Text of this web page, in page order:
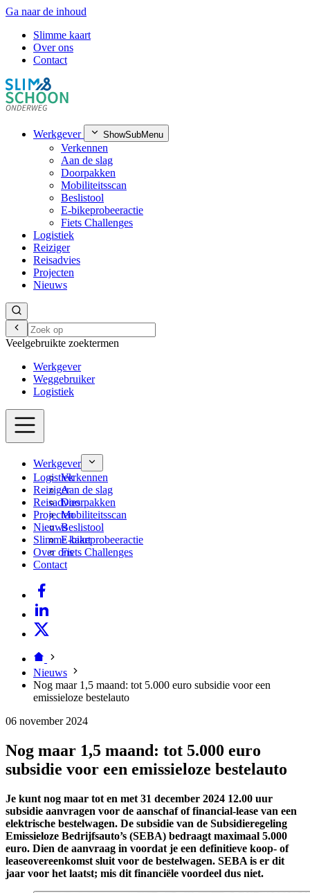
Ga naar de inhoud
Slimme kaart
Over ons
Contact
Werkgever ShowSubMenu
Verkennen
Aan de slag
Doorpakken
Mobiliteitsscan
Beslistool
E-bikeprobeeractie
Fiets Challenges
Logistiek
Reiziger
Reisadvies
Projecten
Nieuws
Veelgebruikte zoektermen
Werkgever
Weggebruiker
Logistiek
Werkgever
Verkennen
Aan de slag
Doorpakken
Mobiliteitsscan
Beslistool
E-bikeprobeeractie
Fiets Challenges
Logistiek
Reiziger
Reisadvies
Projecten
Nieuws
Slimme kaart
Over ons
Contact
Nieuws
Nog maar 1,5 maand: tot 5.000 euro subsidie voor een
emissieloze bestelauto
06 november 2024
Nog maar 1,5 maand: tot 5.000 euro
subsidie voor een emissieloze bestelauto
Je kunt nog maar tot en met 31 december 2024 12.00 uur
subsidie aanvragen voor de aanschaf of financial-lease van een
elektrische bestelwagen. De subsidie van de Subsidieregeling
Emissieloze Bedrijfsauto’s (SEBA) bedraagt maximaal 5.000
euro. Dien de aanvraag in voordat je een definitieve koop- of
leaseovereenkomst sluit voor de bestelwagen. SEBA is er dit
jaar voor het laatst; mis dit financiële voordeel dus niet.